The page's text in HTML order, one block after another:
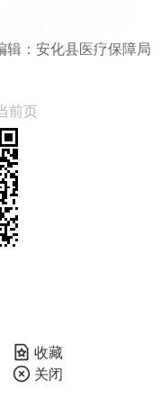
辑：安化县医疗保障局
前页
收藏
关闭